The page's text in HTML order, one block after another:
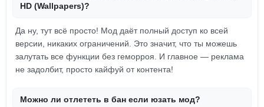
HD (Wallpapers)?
Да ну, тут всё просто! Мод даёт полный доступ ко всей
версии, никаких ограничений. Это значит, что ты можешь
залутать все функции без геморроя. И главное — реклама
не задолбит, просто кайфуй от контента!
Можно ли отлететь в бан если юзать мод?